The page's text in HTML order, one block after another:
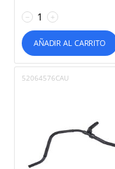
+
−
AÑADIR AL CARRITO
52064576CAU